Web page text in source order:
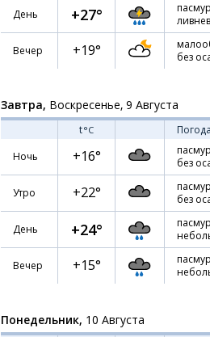
День
+27°
Вечер +19°
без
Завтра, Воскресенье, 9 Августа
t°C Погода
Ночь
+16°
без
Утро +22°
без
День +24°
Вечер +15°
Понедельник, 10 Августа